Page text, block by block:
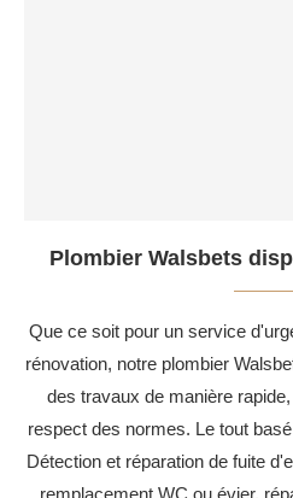
Plombier Walsbets
Que ce soit pour un service
rénovation, notre plombier
des travaux de manière
respect des normes. Le tout
Détection et réparation de fuite